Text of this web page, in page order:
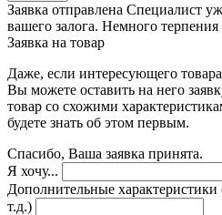
Заявка отправлена Специалист
вашего залога. Немного
Заявка на товар
Даже, если интересующего
Вы можете оставить на него
товар со схожими
будете знать об этом первым.
Спасибо, Ваша заявка принята.
Я хочу...
Дополнительные
т.д.)